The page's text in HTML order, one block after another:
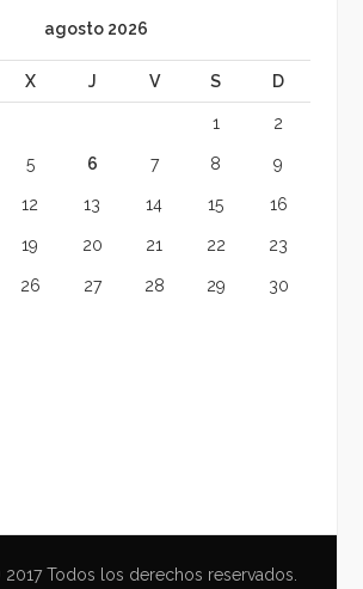
agosto 2026
X J V S D
1 2
5 6 7 8 9
12 13 14 15 16
19 20 21 22 23
26 27 28 29 30
Todos los derechos reservados.